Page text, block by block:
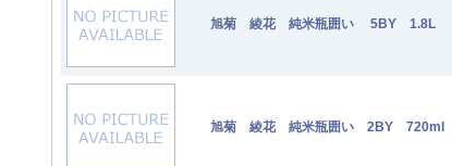
旭菊 綾花 純米瓶囲い 5BY 1.8L
旭菊 綾花 純米瓶囲い 2BY 720ml